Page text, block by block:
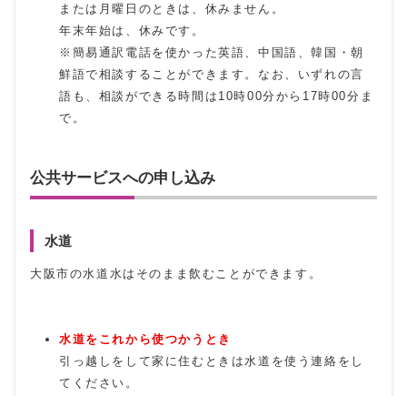
または月曜日のときは、休みません。
年末年始は、休みです。
※簡易通訳電話を使かった英語、中国語、韓国・朝
鮮語で相談することができます。なお、いずれの言
語も、相談ができる時間は10時00分から17時00分ま
で。
公共サービスへの申し込み
水道
大阪市の水道水はそのまま飲むことができます。
水道をこれから使つかうとき
引っ越しをして家に住むときは水道を使う連絡をし
てください。